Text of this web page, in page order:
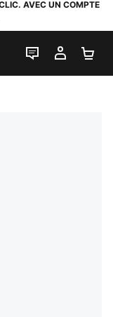
AVEC UN COMPTE
LIVE CHAT
MON